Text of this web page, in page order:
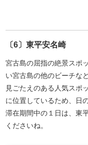
〔6〕東平安名崎
宮古島の屈指の絶景スポ
い宮古島の他のビーチな
見ごたえのある人気スポ
に位置しているため、日
滞在期間中の１日は、東
くださいね。